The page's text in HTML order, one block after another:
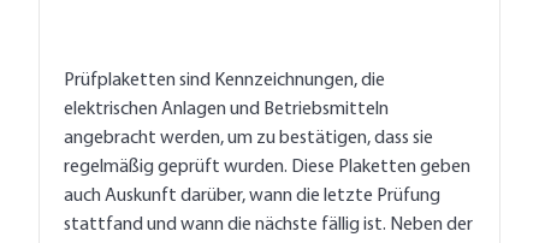
Prüfplaketten sind Kennzeichnungen, die
elektrischen Anlagen und Betriebsmitteln
angebracht werden, um zu bestätigen, dass sie
regelmäßig geprüft wurden. Diese Plaketten geben
auch Auskunft darüber, wann die letzte Prüfung
stattfand und wann die nächste fällig ist. Neben der